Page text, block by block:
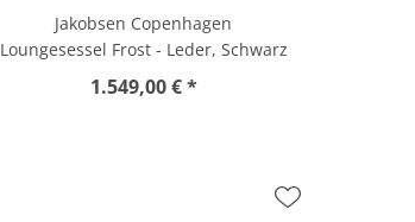
Jakobsen Copenhagen
Loungesessel Frost - Leder, Schwarz
1.549,00 € *